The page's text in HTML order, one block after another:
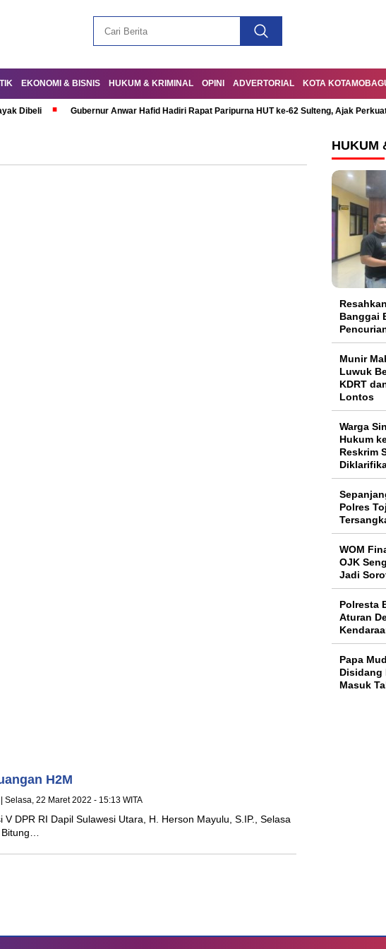
EKONOMI & BISNIS HUKUM & KRIMINAL OPINI ADVERTORIAL KOTA
Dibeli Gubernur Anwar Hafid Hadiri Rapat Paripurna HUT ke-62 Sulteng, Ajak
H2M
| Selasa, 22 Maret 2022 - 15:13 WITA
DPR RI Dapil Sulawesi Utara, H. Herson Mayulu, S.IP., Selasa
HUKUM
Banggai
Munir
Luwuk
KDRT
Lontos
Warga
Hukum
Reskrim
Polres
WOM
OJK
Jadi
Polresta
Aturan
Papa
Disidang
Masuk